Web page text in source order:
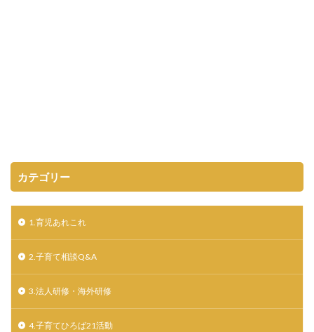
カテゴリー
1.育児あれこれ
2.子育て相談Q&A
3.法人研修・海外研修
4.子育てひろば21活動